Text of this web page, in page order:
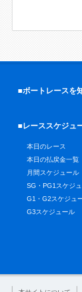
■ボートレースを
■レーススケジュ
本日のレース
本日の払戻金一覧
月間スケジュール
SG・PG1スケジ
G1・G2スケジュ
G3スケジュール